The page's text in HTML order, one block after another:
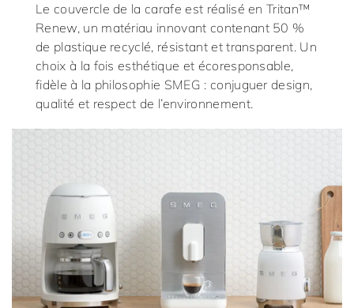
Le couvercle de la carafe est réalisé en Tritan™
Renew, un matériau innovant contenant 50 %
de plastique recyclé, résistant et transparent. Un
choix à la fois esthétique et écoresponsable,
fidèle à la philosophie SMEG : conjuguer design,
qualité et respect de l’environnement.